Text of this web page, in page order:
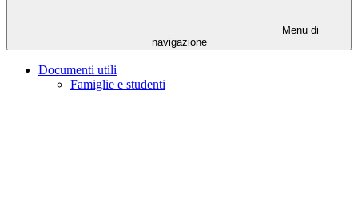
Menu di
navigazione
Documenti utili
Famiglie e studenti